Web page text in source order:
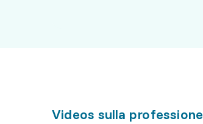
Videos sulla professione